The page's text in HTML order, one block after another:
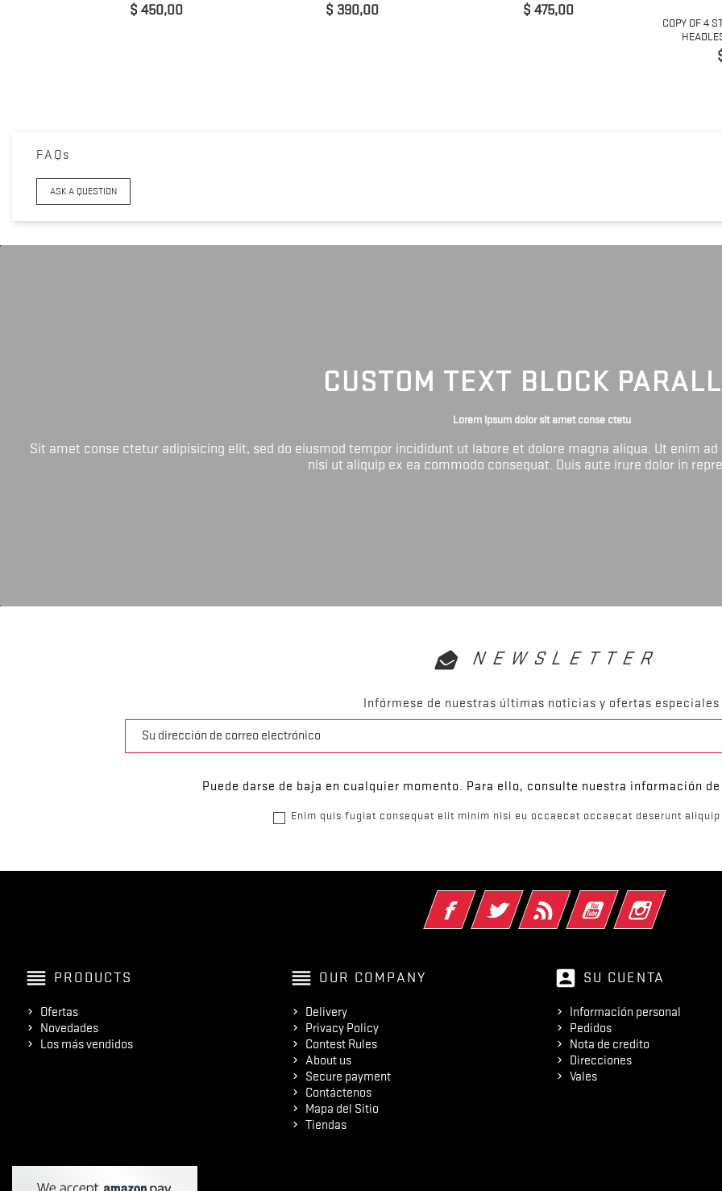
Precio
$ 450,00 Precio
$ 390,00 Precio
$ 475,00
COPY OF 4
FAQs
ASK A QUESTION
CUSTOM TEXT BLOCK
Lorem ipsum dolor sit amet conse ctetu
Sit amet conse ctetur adipisicing elit, sed do eiusmod tempor incididunt ut labore et dolore magna aliqua. Ut enim
nisi ut aliquip ex ea commodo consequat. Duis aute irure dolor in
NEWSLETTER
Infórmese de nuestras últimas noticias y ofertas especiales
Puede darse de baja en cualquier momento. Para ello, consulte nuestra información
Enim quis fugiat consequat elit minim nisi eu occaecat occaecat deserunt aliquip
FacebookTwitter Rss YouTube Instagram
reorder PRODUCTS
Ofertas
Novedades
Los más vendidos
reorder OUR COMPANY
Delivery
Privacy Policy
Contest Rules
About us
Secure payment
Contáctenos
Mapa del Sitio
Tiendas
account_box SU CUENTA
Información personal
Pedidos
Nota de credito
Direcciones
Vales